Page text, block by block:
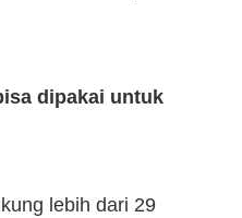
dipakai untuk
lebih dari 29